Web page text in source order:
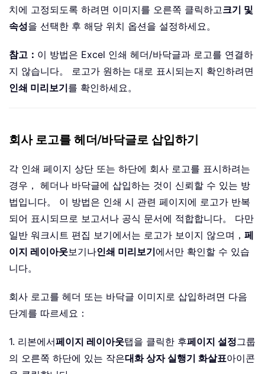
치에 고정되도록 하려면 이미지를 오른쪽 클릭하고크기 및
속성을 선택한 후 해당 위치 옵션을 설정하세요。
참고： 이 방법은 Excel 인쇄 헤더/바닥글과 로고를 연결하
지 않습니다。 로고가 원하는 대로 표시되는지 확인하려면
인쇄 미리보기를 확인하세요。
회사 로고를 헤더/바닥글로 삽입하기
각 인쇄 페이지 상단 또는 하단에 회사 로고를 표시하려는
경우， 헤더나 바닥글에 삽입하는 것이 신뢰할 수 있는 방
법입니다。 이 방법은 인쇄 시 관련 페이지에 로고가 반복
되어 표시되므로 보고서나 공식 문서에 적합합니다。 다만
일반 워크시트 편집 보기에서는 로고가 보이지 않으며， 페
이지 레이아웃보기나인쇄 미리보기에서만 확인할 수 있습
니다。
회사 로고를 헤더 또는 바닥글 이미지로 삽입하려면 다음
단계를 따르세요：
1. 리본에서페이지 레이아웃탭을 클릭한 후페이지 설정그룹
의 오른쪽 하단에 있는 작은대화 상자 실행기 화살표아이콘